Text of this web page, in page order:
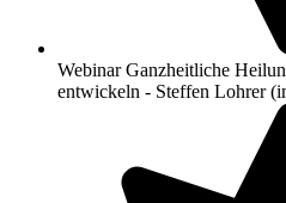
Webinar Ganzheitliche
entwickeln - Steffen Lohrer